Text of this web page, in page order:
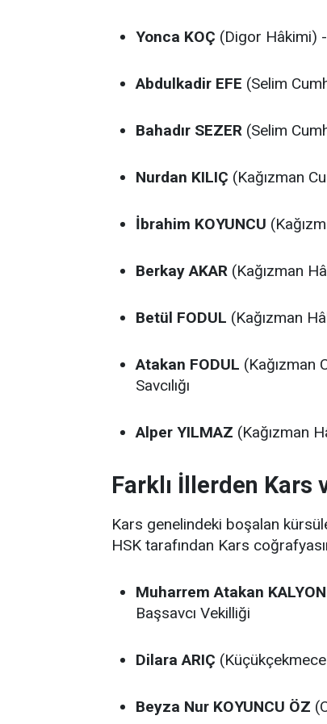
Yonca KOÇ (Digor Hâkimi)
Abdulkadir EFE (Selim
Bahadır SEZER (Selim
Nurdan KILIÇ (Kağızman
İbrahim KOYUNCU
Berkay AKAR (Kağızman
Betül FODUL (Kağızman
Atakan FODUL (Kağızman
Savcılığı
Alper YILMAZ (Kağızman
Farklı İllerden
Kars genelindeki boşalan
HSK tarafından Kars
Muharrem Atakan KALYON
Başsavcı Vekilliği
Dilara ARIÇ
Beyza Nur KOYUNCU ÖZ